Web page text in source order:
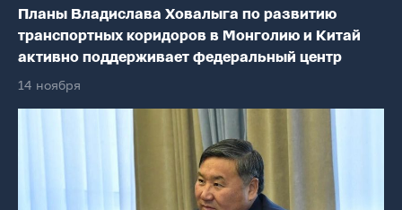
Планы Владислава Ховалыга по развитию
транспортных коридоров в Монголию и Китай
активно поддерживает федеральный центр
14 ноября